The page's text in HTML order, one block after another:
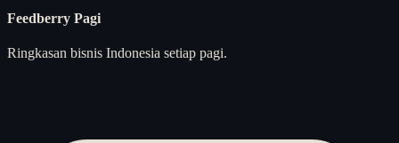
Feedberry Pagi
Ringkasan bisnis Indonesia setiap pagi.